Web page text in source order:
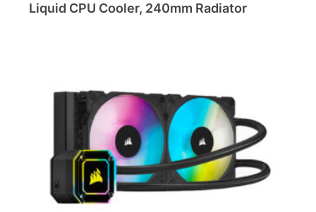
Liquid CPU Cooler, 240mm Radiator